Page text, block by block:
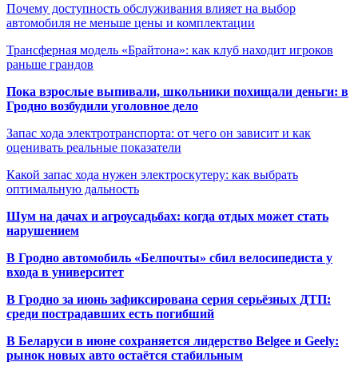
Почему доступность обслуживания влияет на выбор
автомобиля не меньше цены и комплектации
Трансферная модель «Брайтона»: как клуб находит игроков
раньше грандов
Пока взрослые выпивали, школьники похищали деньги: в
Гродно возбудили уголовное дело
Запас хода электротранспорта: от чего он зависит и как
оценивать реальные показатели
Какой запас хода нужен электроскутеру: как выбрать
оптимальную дальность
Шум на дачах и агроусадьбах: когда отдых может стать
нарушением
В Гродно автомобиль «Белпочты» сбил велосипедиста у
входа в университет
В Гродно за июнь зафиксирована серия серьёзных ДТП:
среди пострадавших есть погибший
В Беларуси в июне сохраняется лидерство Belgee и Geely:
рынок новых авто остаётся стабильным